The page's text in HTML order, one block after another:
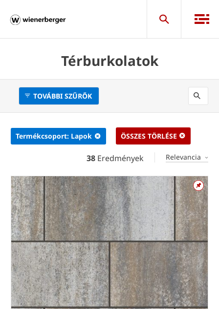
Térburkolatok
TOVÁBBI SZŰRŐK
Termékcsoport: Lapok ÖSSZES TÖRLÉSE
38 Eredmények Relevancia